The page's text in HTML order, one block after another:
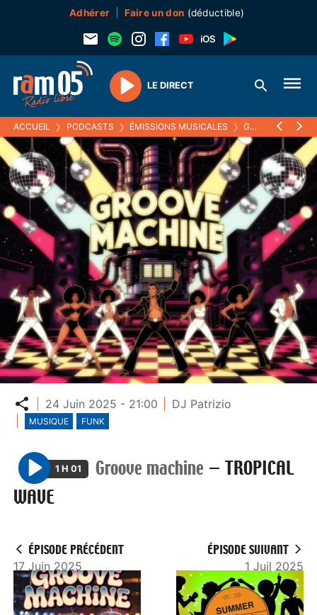
Adhérer Faire un don (déductible)
Play
LE DIRECT
ACCUEIL ❯ PODCASTS ❯ ÉMISSIONS MUSICALES ❯ GROOVE MACHINE
Partager
24 Juin 2025 - 21:00 DJ Patrizio
MUSIQUE FUNK
P
l
1 H 01 Groove machine — TROPICAL
WAVE
ÉPISODE PRÉCÉDENT
17 Juin 2025
ÉPISODE SUIVANT
1 Juil 2025